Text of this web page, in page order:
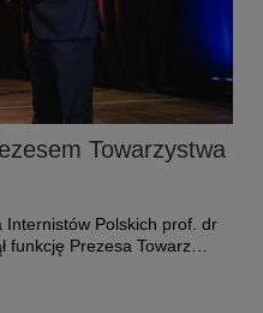
Towarzystwa
Internistów Polskich prof. dr
funkcję Prezesa Towarz…